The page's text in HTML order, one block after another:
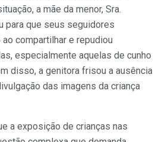
a mãe da menor, Sra.
para que seus seguidores
compartilhar e repudiou
especialmente aquelas de cunho
disso, a genitora frisou a ausência
das imagens da criança
a exposição de crianças nas